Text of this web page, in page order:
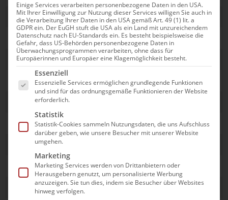
Marco Koch
200m Brust in 2:09,81
Philip Heintz
200m Lagen in 1:58,92
Sarah Köhler
800m Freistil in 8:29,96
1500m Freistil in 16:03,76
Florian Wellbrock
800m Freistil in 7:49,44
Laura Riedemann
Marius Kusch
100m Schmetterling in 51,54
Jacob Heidtmann
400m Lagen in 4:12,40
Einige Services verarbeiten personenbezogene Daten in den USA.
Mit Ihrer Einwilligung zur Nutzung dieser Services willigen Sie auch in
die Verarbeitung Ihrer Daten in den USA gemäß Art. 49 (1) lit. a
GDPR ein. Der EuGH stuft die USA als ein Land mit unzureichendem
Datenschutz nach EU-Standards ein. Es besteht beispielsweise die
Gefahr, dass US-Behörden personenbezogene Daten in
Überwachungsprogrammen verarbeiten, ohne dass für
Europäerinnen und Europäer eine Klagemöglichkeit besteht.
Es folgt eine Liste der Service-Gruppen, für die
Essenziell
Essenzielle Services ermöglichen grundlegende Funktionen
und sind für das ordnungsgemäße Funktionieren der Website
erforderlich.
Statistik
Statistik-Cookies sammeln Nutzungsdaten, die uns Aufschluss
darüber geben, wie unsere Besucher mit unserer Website
umgehen.
Marketing
Marketing Services werden von Drittanbietern oder
Herausgebern genutzt, um personalisierte Werbung
anzuzeigen. Sie tun dies, indem sie Besucher über Websites
hinweg verfolgen.